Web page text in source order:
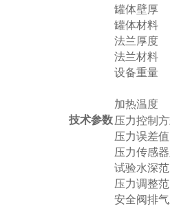
技术参数
罐体壁厚
罐体材料
法兰厚度
法兰材料
设备重量
加热温度
压力控制
压力误差值
压力传感
试验水深
压力调整
安全阀排